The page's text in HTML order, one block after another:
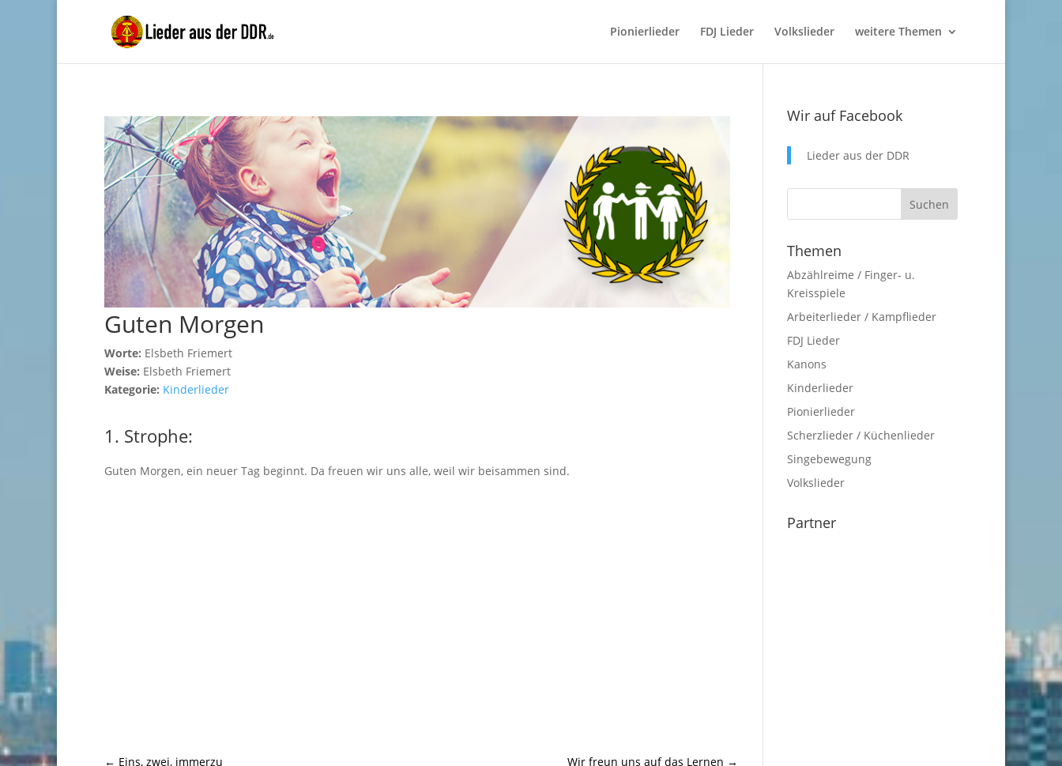
Pionierlieder FDJ Lieder Volkslieder weitere Themen
Guten Morgen
Worte: Elsbeth Friemert
Weise: Elsbeth Friemert
Kategorie: Kinderlieder
1. Strophe:
Guten Morgen, ein neuer Tag beginnt. Da freuen wir uns alle, weil wir beisammen sind.
← Eins, zwei, immerzu Wir freun uns auf das Lernen →
Wir auf Facebook
Lieder aus der DDR
Themen
Abzählreime / Finger- u.
Kreisspiele
Arbeiterlieder / Kampflieder
FDJ Lieder
Kanons
Kinderlieder
Pionierlieder
Scherzlieder / Küchenlieder
Singebewegung
Volkslieder
Partner